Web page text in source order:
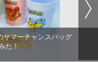
サマーチャンスバッグ
た！